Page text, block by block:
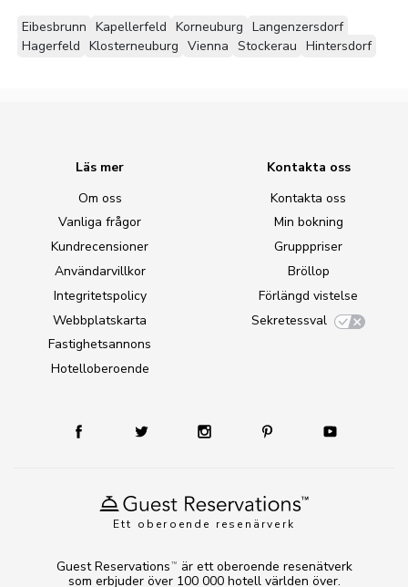
Eibesbrunn Kapellerfeld Korneuburg Langenzersdorf
Hagerfeld Klosterneuburg Vienna Stockerau Hintersdorf
Ett oberoende resenärverk
Läs mer
Om oss
Vanliga frågor
Kundrecensioner
Användarvillkor
Integritetspolicy
Webbplatskarta
Fastighetsannons
Hotelloberoende
Kontakta oss
Kontakta oss
Min bokning
Grupppriser
Bröllop
Förlängd vistelse
Sekretessval
Guest Reservations TM
är ett oberoende resenätverk
som erbjuder över 100 000 hotell världen över.